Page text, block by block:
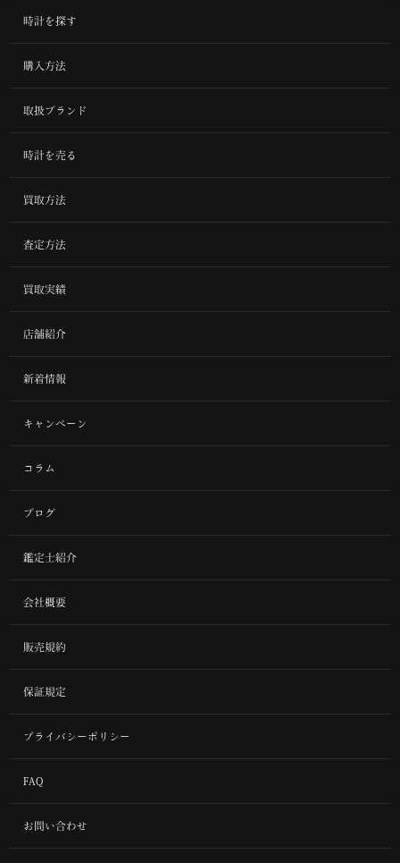
時計を探す
購入方法
取扱ブランド
時計を売る
買取方法
査定方法
買取実績
店舗紹介
新着情報
キャンペーン
コラム
ブログ
鑑定士紹介
会社概要
販売規約
保証規定
プライバシーポリシー
FAQ
お問い合わせ